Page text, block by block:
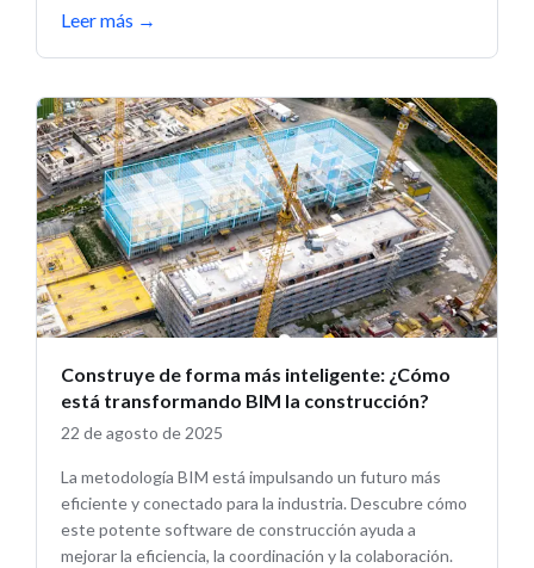
Leer más →
Construye de forma más inteligente: ¿Cómo
está transformando BIM la construcción?
22 de agosto de 2025
La metodología BIM está impulsando un futuro más
eficiente y conectado para la industria. Descubre cómo
este potente software de construcción ayuda a
mejorar la eficiencia, la coordinación y la colaboración.